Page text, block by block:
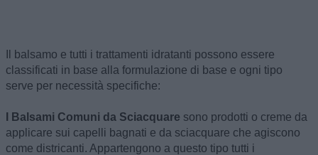
Il balsamo e tutti i trattamenti idratanti possono essere
classificati in base alla formulazione di base e ogni tipo
serve per necessità specifiche:
I Balsami Comuni da Sciacquare sono prodotti o creme da
applicare sui capelli bagnati e da sciacquare che agiscono
come districanti. Appartengono a questo tipo tutti i